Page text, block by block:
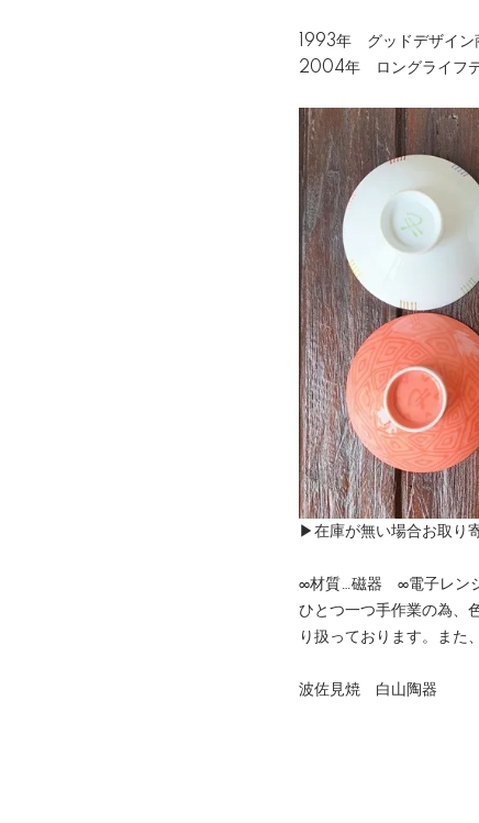
1993年 グッドデザイン
2004年 ロングライフ
▶在庫が無い場合お取り
∞材質…磁器 ∞電子レン
ひとつ一つ手作業の為、
り扱っております。また
波佐見焼 白山陶器